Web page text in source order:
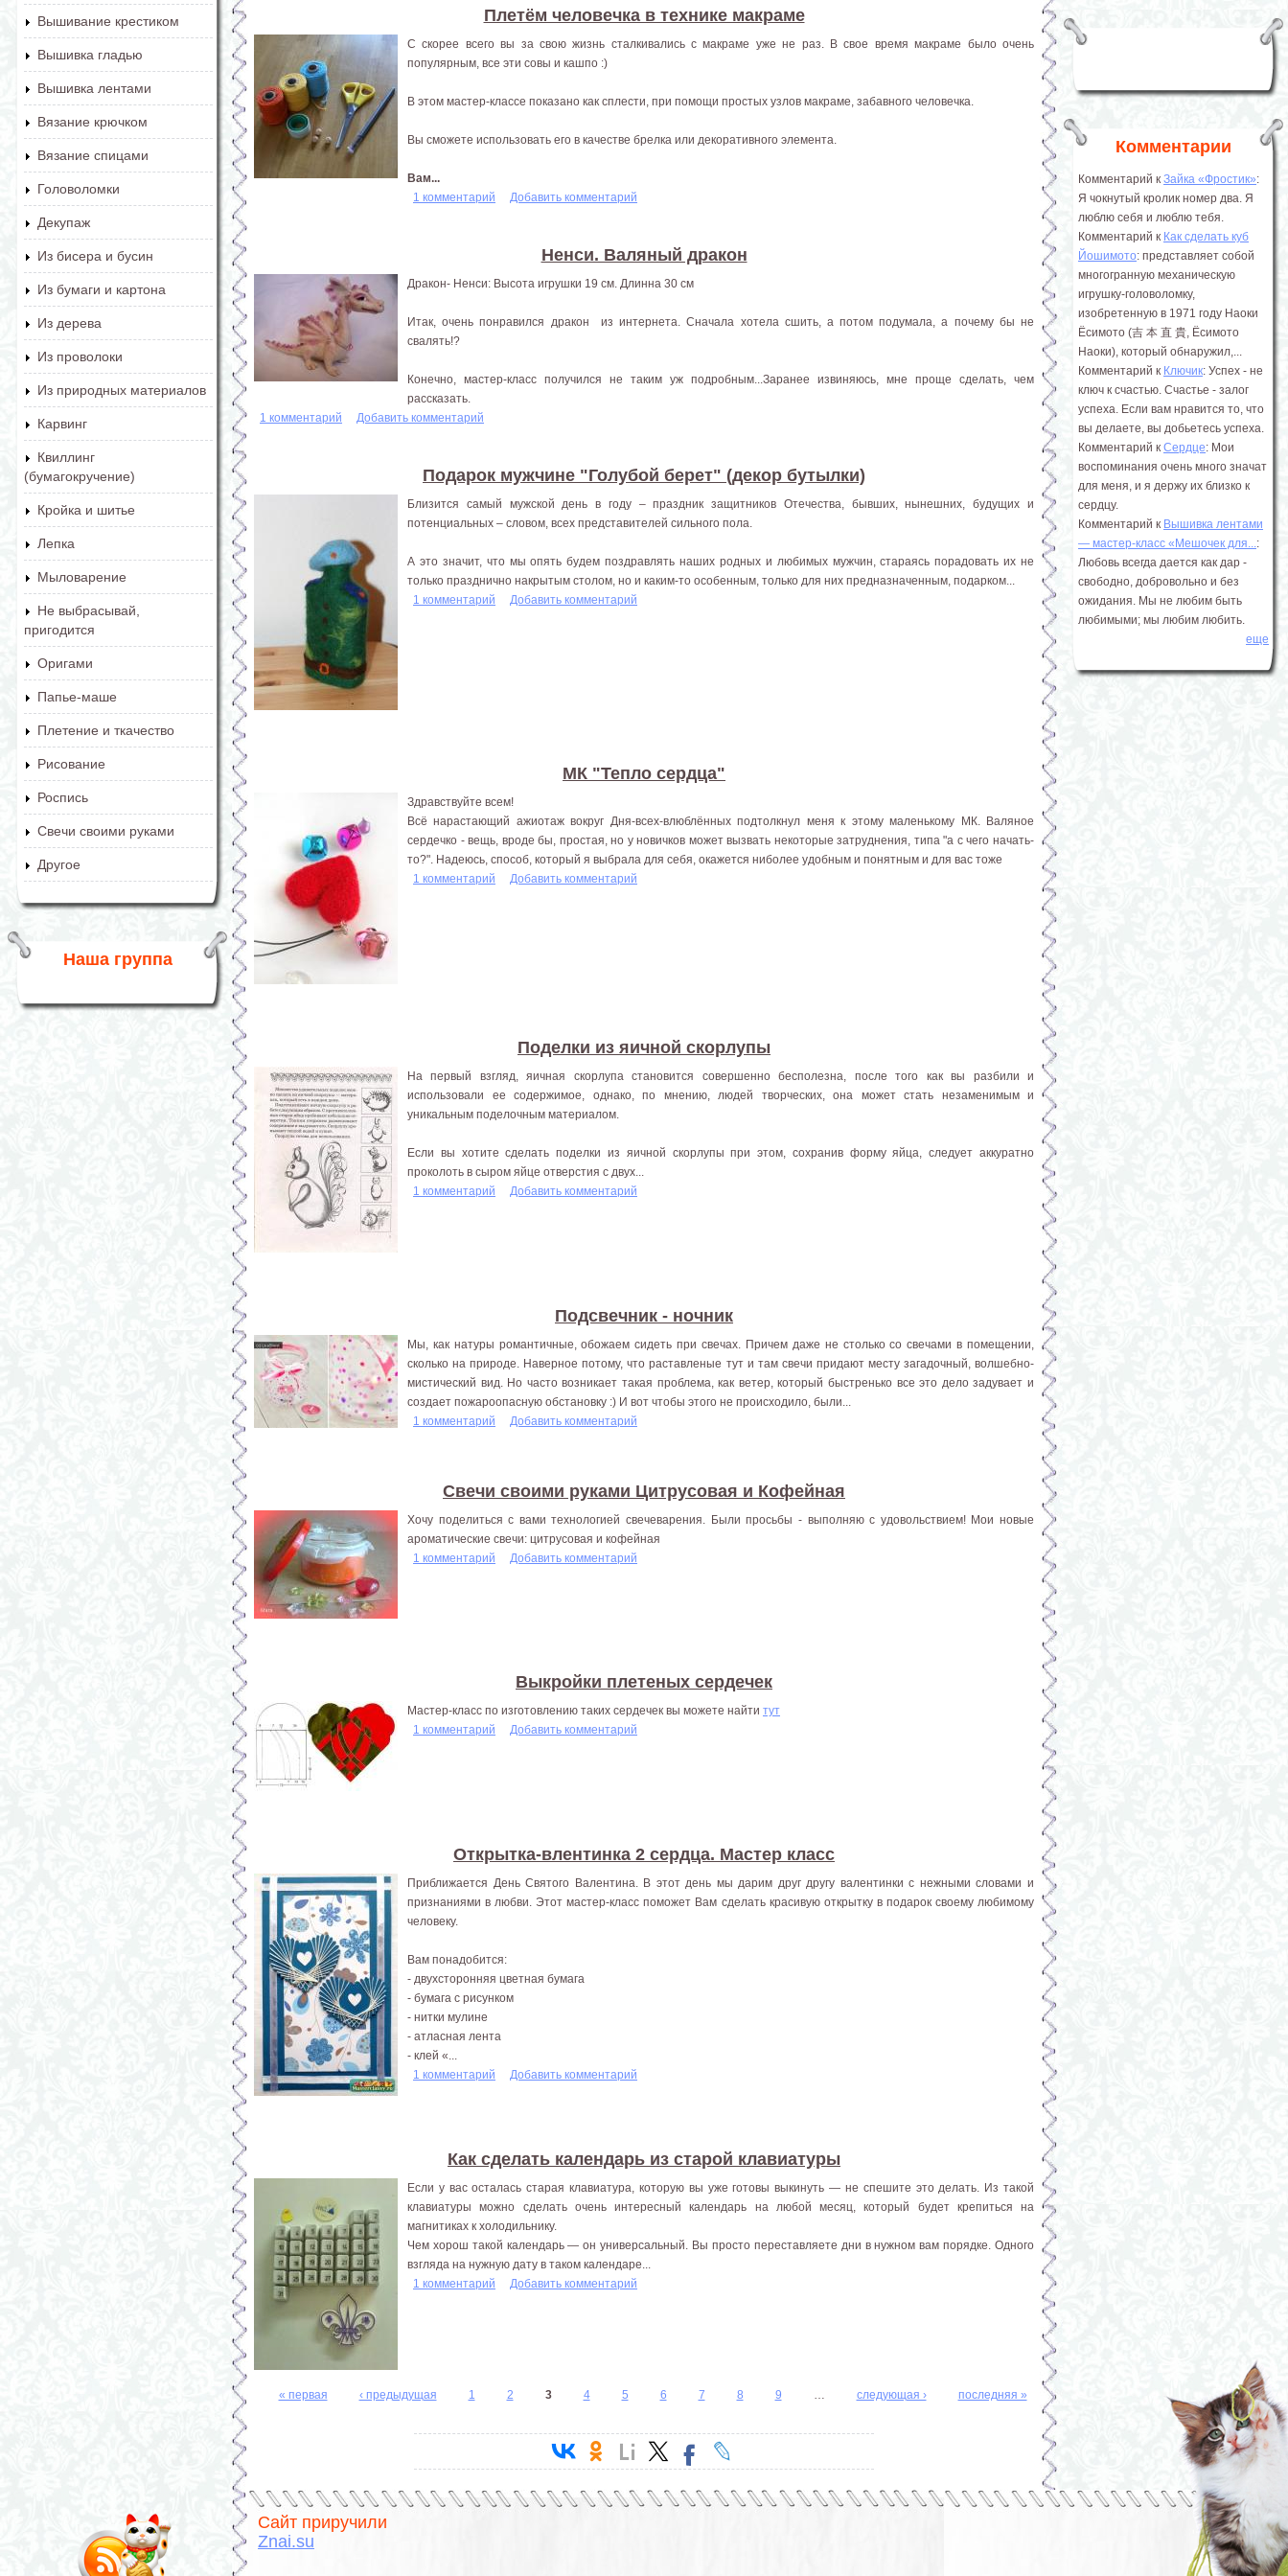
Вышивание крестиком
Вышивка гладью
Вышивка лентами
Вязание крючком
Вязание спицами
Головоломки
Декупаж
Из бисера и бусин
Из бумаги и картона
Из дерева
Из проволоки
Из природных материалов
Карвинг
Квиллинг
(бумагокручение)
Кройка и шитье
Лепка
Мыловарение
Не выбрасывай,
пригодится
Оригами
Папье-маше
Плетение и ткачество
Рисование
Роспись
Свечи своими руками
Другое
Наша группа
Плетём человечка в технике макраме
С скорее всего вы за свою жизнь сталкивались с макраме уже не раз. В свое время макраме было очень
популярным, все эти совы и кашпо :)
В этом мастер-классе показано как сплести, при помощи простых узлов макраме, забавного человечка.
Вы сможете использовать его в качестве брелка или декоративного элемента.
Вам...
1 комментарий
Добавить комментарий
Ненси. Валяный дракон
Дракон- Ненси: Высота игрушки 19 см. Длинна 30 см
Итак, очень понравился дракон из интернета. Сначала хотела сшить, а потом подумала, а почему бы не
свалять!?
Конечно, мастер-класс получился не таким уж подробным...Заранее извиняюсь, мне проще сделать, чем
рассказать.
1 комментарий
Добавить комментарий
Подарок мужчине "Голубой берет" (декор бутылки)
Близится самый мужской день в году – праздник защитников Отечества, бывших, нынешних, будущих и
потенциальных – словом, всех представителей сильного пола.
А это значит, что мы опять будем поздравлять наших родных и любимых мужчин, стараясь порадовать их не
только празднично накрытым столом, но и каким-то особенным, только для них предназначенным, подарком...
1 комментарий
Добавить комментарий
МК "Тепло сердца"
Здравствуйте всем!
Всё нарастающий ажиотаж вокруг Дня-всех-влюблённых подтолкнул меня к этому маленькому МК. Валяное
сердечко - вещь, вроде бы, простая, но у новичков может вызвать некоторые затруднения, типа "а с чего начать-
то?". Надеюсь, способ, который я выбрала для себя, окажется ниболее удобным и понятным и для вас тоже
1 комментарий
Добавить комментарий
Поделки из яичной скорлупы
На первый взгляд, яичная скорлупа становится совершенно бесполезна, после того как вы разбили и
использовали ее содержимое, однако, по мнению, людей творческих, она может стать незаменимым и
уникальным поделочным материалом.
Если вы хотите сделать поделки из яичной скорлупы при этом, сохранив форму яйца, следует аккуратно
проколоть в сыром яйце отверстия с двух...
1 комментарий
Добавить комментарий
Подсвечник - ночник
Мы, как натуры романтичные, обожаем сидеть при свечах. Причем даже не столько со свечами в помещении,
сколько на природе. Наверное потому, что раставленые тут и там свечи придают месту загадочный, волшебно-
мистический вид. Но часто возникает такая проблема, как ветер, который быстренько все это дело задувает и
создает пожароопасную обстановку :) И вот чтобы этого не происходило, были...
1 комментарий
Добавить комментарий
Свечи своими руками Цитрусовая и Кофейная
Хочу поделиться с вами технологией свечеварения. Были просьбы - выполняю с удовольствием! Мои новые
ароматические свечи: цитрусовая и кофейная
1 комментарий
Добавить комментарий
Выкройки плетеных сердечек
Мастер-класс по изготовлению таких сердечек вы можете найти тут
1 комментарий
Добавить комментарий
Открытка-влентинка 2 сердца. Мастер класс
Приближается День Святого Валентина. В этот день мы дарим друг другу валентинки с нежными словами и
признаниями в любви. Этот мастер-класс поможет Вам сделать красивую открытку в подарок своему любимому
человеку.
Вам понадобится:
- двухсторонняя цветная бумага
- бумага с рисунком
- нитки мулине
- атласная лента
- клей «...
1 комментарий
Добавить комментарий
Как сделать календарь из старой клавиатуры
Если у вас осталась старая клавиатура, которую вы уже готовы выкинуть — не спешите это делать. Из такой
клавиатуры можно сделать очень интересный календарь на любой месяц, который будет крепиться на
магнитиках к холодильнику.
Чем хорош такой календарь — он универсальный. Вы просто переставляете дни в нужном вам порядке. Одного
взгляда на нужную дату в таком календаре...
1 комментарий
Добавить комментарий
« первая ‹ предыдущая 1 2 3 4 5 6 7 8 9 следующая › последняя »
Комментарии
Комментарий к Зайка «Фростик»:
Я чокнутый кролик номер два. Я
люблю себя и люблю тебя.
Комментарий к Как сделать куб
Йошимото: представляет собой
многогранную механическую
игрушку-головоломку,
изобретенную в 1971 году Наоки
Ёсимото (吉 本 直 貴, Ёсимото
Наоки), который обнаружил,...
Комментарий к Ключик: Успех - не
ключ к счастью. Счастье - залог
успеха. Если вам нравится то, что
вы делаете, вы добьетесь успеха.
Комментарий к Сердце: Мои
воспоминания очень много значат
для меня, и я держу их близко к
сердцу.
Комментарий к Вышивка лентами
― мастер-класс «Мешочек для...:
Любовь всегда дается как дар -
свободно, добровольно и без
ожидания. Мы не любим быть
любимыми; мы любим любить.
еще
Сайт приручили
Znai.su